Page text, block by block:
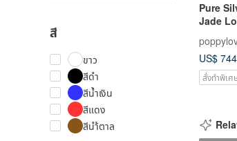
สี
ขาว
สีดำ
สีน้ำเงิน
สีแดง
สีนำ้ตาล
Pure
Jade
Wards
Petty
US$
สั่งทำพิเศ